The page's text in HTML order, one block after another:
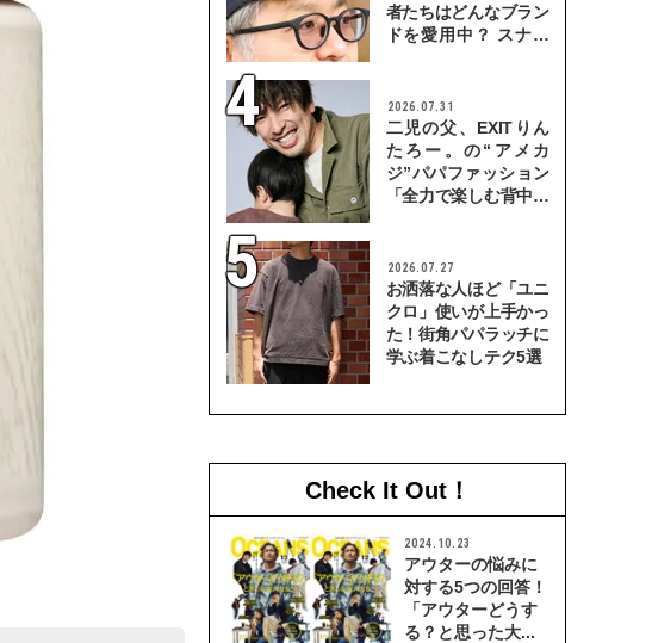
者たちはどんなブラン
ドを愛用中？ スナッ
2026.07.31
二児の父、EXITりん
たろー。の“アメカ
ジ”パパファッション
「全力で楽しむ背中を
2026.07.27
お洒落な人ほど「ユニ
クロ」使いが上手かっ
た！街角パパラッチに
学ぶ着こなしテク5選
Check It Out！
2024.10.23
アウターの悩みに
対する5つの回答！
「アウターどうす
る？と思った大...